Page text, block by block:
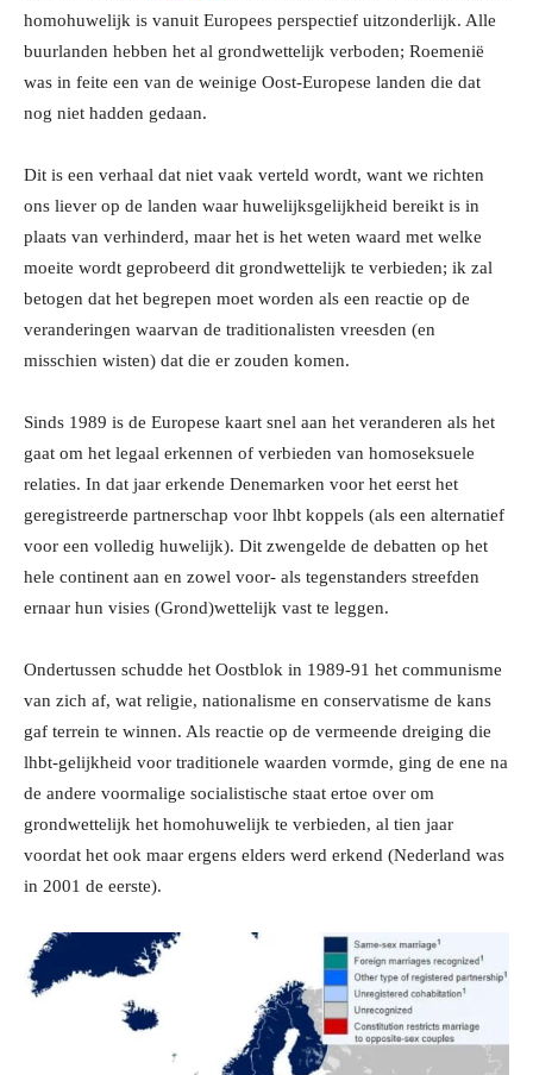
homohuwelijk is vanuit Europees perspectief uitzonderlijk. Alle
buurlanden hebben het al grondwettelijk verboden; Roemenië
was in feite een van de weinige Oost-Europese landen die dat
nog niet hadden gedaan.
Dit is een verhaal dat niet vaak verteld wordt, want we richten
ons liever op de landen waar huwelijksgelijkheid bereikt is in
plaats van verhinderd, maar het is het weten waard met welke
moeite wordt geprobeerd dit grondwettelijk te verbieden; ik zal
betogen dat het begrepen moet worden als een reactie op de
veranderingen waarvan de traditionalisten vreesden (en
misschien wisten) dat die er zouden komen.
Sinds 1989 is de Europese kaart snel aan het veranderen als het
gaat om het legaal erkennen of verbieden van homoseksuele
relaties. In dat jaar erkende Denemarken voor het eerst het
geregistreerde partnerschap voor lhbt koppels (als een alternatief
voor een volledig huwelijk). Dit zwengelde de debatten op het
hele continent aan en zowel voor- als tegenstanders streefden
ernaar hun visies (Grond)wettelijk vast te leggen.
Ondertussen schudde het Oostblok in 1989-91 het communisme
van zich af, wat religie, nationalisme en conservatisme de kans
gaf terrein te winnen. Als reactie op de vermeende dreiging die
lhbt-gelijkheid voor traditionele waarden vormde, ging de ene na
de andere voormalige socialistische staat ertoe over om
grondwettelijk het homohuwelijk te verbieden, al tien jaar
voordat het ook maar ergens elders werd erkend (Nederland was
in 2001 de eerste).